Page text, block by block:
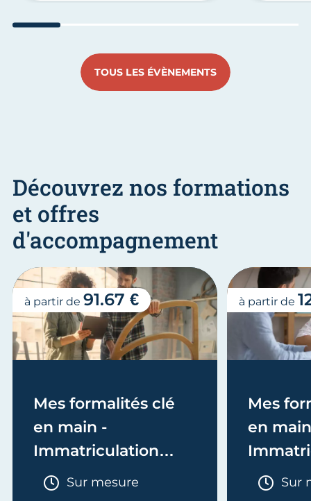
TOUS LES ÉVÈNEMENTS
Découvrez nos formations
et offres
d'accompagnement
Mes formalités clé
en main -
Immatriculation
(EI/Micro-entreprise
Durée :
Sur mesure
à partir de 91.67 €
Mes
en
Sur
à partir de